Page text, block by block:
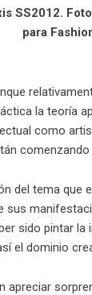
SS2012.
para
la teoría
como
del tema que
sus
sido pintar la
el dominio
apreciar